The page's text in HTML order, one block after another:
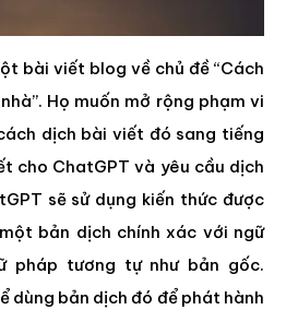
bài viết blog về chủ đề “Cách
Họ muốn mở rộng phạm vi
dịch bài viết đó sang tiếng
cho ChatGPT và yêu cầu dịch
sẽ sử dụng kiến thức được
bản dịch chính xác với ngữ
pháp tương tự như bản gốc.
dùng bản dịch đó để phát hành